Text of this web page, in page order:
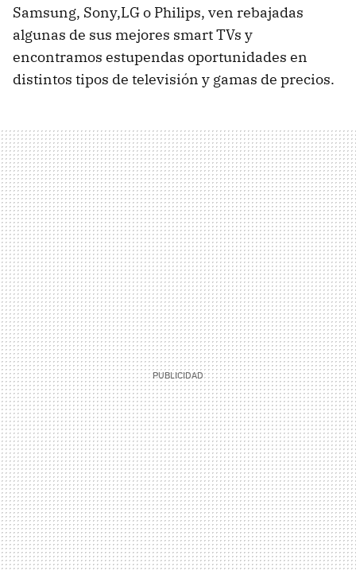
Samsung, Sony,LG o Philips, ven rebajadas
algunas de sus mejores smart TVs y
encontramos estupendas oportunidades en
distintos tipos de televisión y gamas de precios.